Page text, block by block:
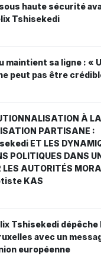
haute sécurité
Tshisekedi
maintient sa ligne : «
peut pas être
À LA
PARTISANE :
ET LES
POLITIQUES DANS
LES AUTORITÉS
KAS
Tshisekedi
avec un
européenne